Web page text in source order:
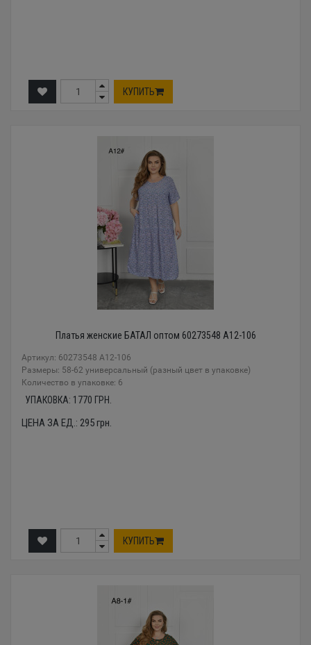
КУПИТЬ
Платья женские БАТАЛ оптом 60273548 A12-106
Артикул: 60273548 A12-106
Размеры: 58-62 универсальный (разный цвет в упаковке)
Количество в упаковке: 6
УПАКОВКА: 1770 ГРН.
ЦЕНА ЗА ЕД.: 295грн.
КУПИТЬ